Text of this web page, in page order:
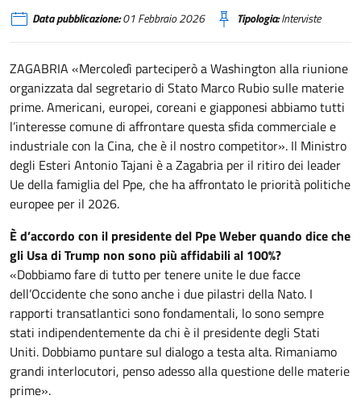
Data pubblicazione:01 Febbraio 2026 Tipologia:Interviste
ZAGABRIA «Mercoledì parteciperò a Washington alla riunione
organizzata dal segretario di Stato Marco Rubio sulle materie
prime. Americani, europei, coreani e giapponesi abbiamo tutti
l’interesse comune di affrontare questa sfida commerciale e
industriale con la Cina, che è il nostro competitor». Il Ministro
degli Esteri Antonio Tajani è a Zagabria per il ritiro dei leader
Ue della famiglia del Ppe, che ha affrontato le priorità politiche
europee per il 2026.
È d’accordo con il presidente del Ppe Weber quando dice che
gli Usa di Trump non sono più affidabili al 100%?
«Dobbiamo fare di tutto per tenere unite le due facce
dell’Occidente che sono anche i due pilastri della Nato. I
rapporti transatlantici sono fondamentali, lo sono sempre
stati indipendentemente da chi è il presidente degli Stati
Uniti. Dobbiamo puntare sul dialogo a testa alta. Rimaniamo
grandi interlocutori, penso adesso alla questione delle materie
prime».